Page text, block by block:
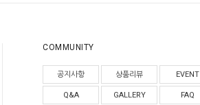
COMMUNITY
공지사항 상품리뷰 EVENT
Q&A GALLERY FAQ